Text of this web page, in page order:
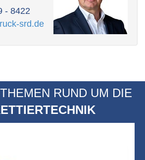
- 8422
srd.de
RUND UM DIE